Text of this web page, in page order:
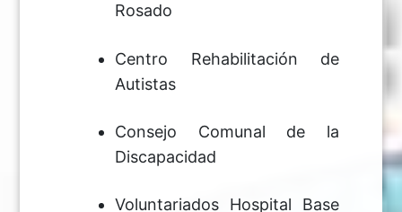
Rosado
Centro Rehabilitación de
Autistas
Consejo Comunal de la
Discapacidad
Voluntariados Hospital Base